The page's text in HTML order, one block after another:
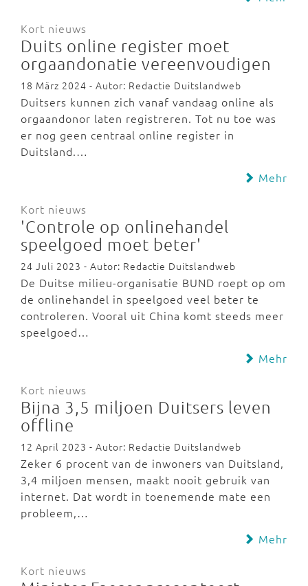
Kort nieuws
Duits online register moet
orgaandonatie vereenvoudigen
18 März 2024 - Autor: Redactie Duitslandweb
Duitsers kunnen zich vanaf vandaag online als
orgaandonor laten registreren. Tot nu toe was
er nog geen centraal online register in
Duitsland.…
Mehr
Kort nieuws
'Controle op onlinehandel
speelgoed moet beter'
24 Juli 2023 - Autor: Redactie Duitslandweb
De Duitse milieu-organisatie BUND roept op om
de onlinehandel in speelgoed veel beter te
controleren. Vooral uit China komt steeds meer
speelgoed…
Mehr
Kort nieuws
Bijna 3,5 miljoen Duitsers leven
offline
12 April 2023 - Autor: Redactie Duitslandweb
Zeker 6 procent van de inwoners van Duitsland,
3,4 miljoen mensen, maakt nooit gebruik van
internet. Dat wordt in toenemende mate een
probleem,…
Mehr
Kort nieuws